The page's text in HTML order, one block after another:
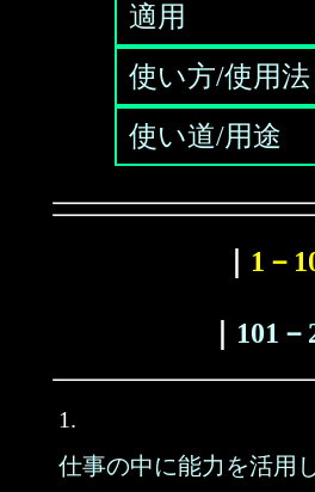
適用
使い方/使用法
使い道/用途
1－
101－
1.
仕事の中に能力を活用